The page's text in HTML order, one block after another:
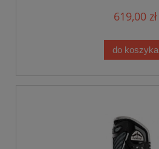
619,00 zł
do koszyka